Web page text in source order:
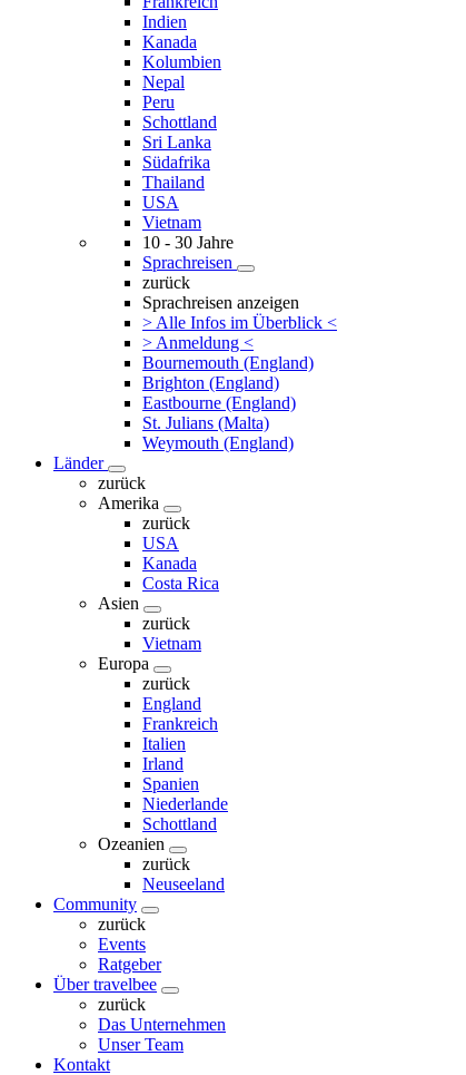
Indien
Kanada
Kolumbien
Nepal
Peru
Schottland
Sri Lanka
Südafrika
Thailand
USA
Vietnam
10 - 30 Jahre
Sprachreisen
zurück
Sprachreisen anzeigen
> Alle Infos im Überblick <
> Anmeldung <
Bournemouth (England)
Brighton (England)
Eastbourne (England)
St. Julians (Malta)
Weymouth (England)
Länder
zurück
Amerika
zurück
USA
Kanada
Costa Rica
Asien
zurück
Vietnam
Europa
zurück
England
Frankreich
Italien
Irland
Spanien
Niederlande
Schottland
Ozeanien
zurück
Neuseeland
Community
zurück
Events
Ratgeber
Über travelbee
zurück
Das Unternehmen
Unser Team
Kontakt